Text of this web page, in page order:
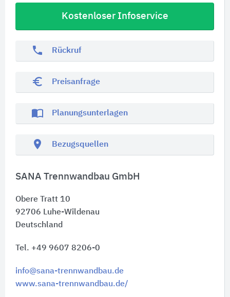
Kostenloser Infoservice
phone Rückruf
euro_symbol Preisanfrage
import_contacts Planungsunterlagen
location_on Bezugsquellen
SANA Trennwandbau GmbH
Obere Tratt 10
92706 Luhe-Wildenau
Deutschland
Tel. +49 9607 8206-0
info@sana-trennwandbau.de
www.sana-trennwandbau.de/